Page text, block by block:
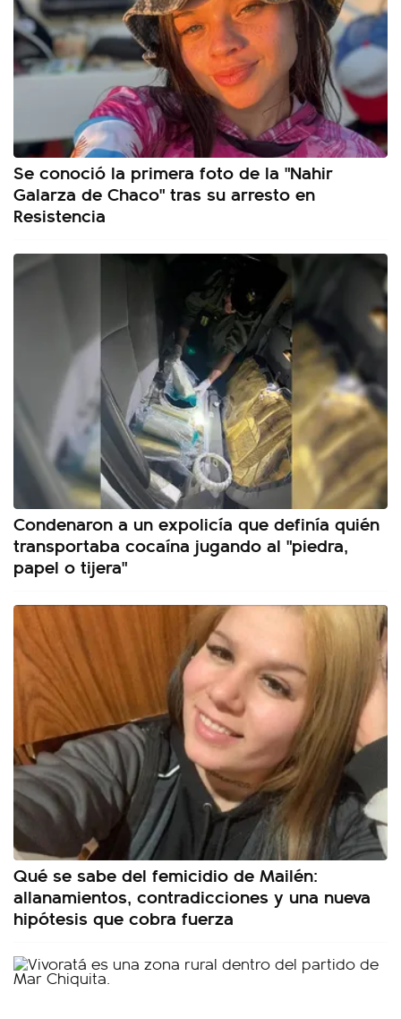
Se conoció la primera foto de la "Nahir
Galarza de Chaco" tras su arresto en
Resistencia
Condenaron a un expolicía que definía quién
transportaba cocaína jugando al "piedra,
papel o tijera"
Qué se sabe del femicidio de Mailén:
allanamientos, contradicciones y una nueva
hipótesis que cobra fuerza